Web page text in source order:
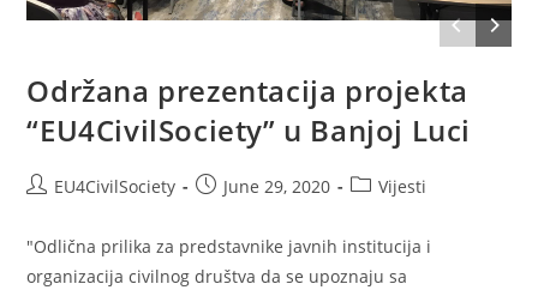
Održana prezentacija projekta
“EU4CivilSociety” u Banjoj Luci
EU4CivilSociety June 29, 2020 Vijesti
"Odlična prilika za predstavnike javnih institucija i
organizacija civilnog društva da se upoznaju sa